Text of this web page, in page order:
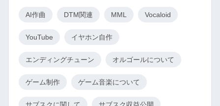
AI作曲 DTM関連 MML Vocaloid
YouTube イヤホン自作
エンディングチューン オルゴールについて
ゲーム制作 ゲーム音楽について